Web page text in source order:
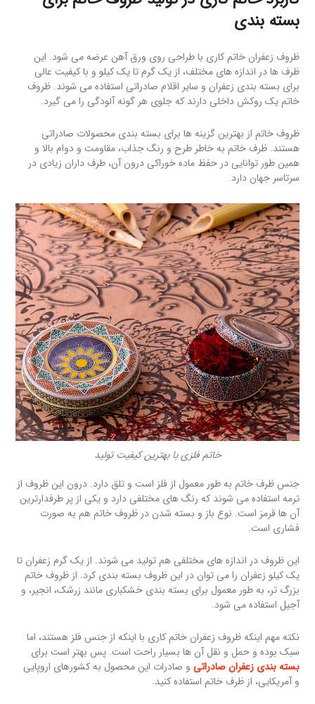
بسته بندی
ظروف زعفران خاتم کاری با طراحی روی ورق آهن عرضه می شود. این
ظرف ها در اندازه های مختلف، از یک گرم تا یک کیلو و با کیفیت عالی
برای بسته بندی زعفران و سایر اقلام صادراتی استفاده می شوند. ظروف
خاتم یک روکش داخلی دارند که جلوی هر گونه آلودگی را می گیرد.
ظروف خاتم از بهترین گزینه ها برای بسته بندی محصولات صادراتی
هستند. ظرف خاتم به خاطر طرح و رنگ جذاب، مقاومت و دوام بالا و
همین طور توانایی در حفظ ماده خوراکی درون آن، طرف داران زیادی در
سرتاسر جهان دارد.
خاتم فلزی با بهترین کیفیت تولید
جنس ظرف خاتم به طور معمول از فلز است و تلق دارد. درون این ظروف از
ترمه استفاده می شوند که رنگ های مختلفی دارد و یکی از پر طرفدارترین
آن ها قرمز است. نوع باز و بسته شدن در ظروف خاتم هم به صورت
فشاری است.
این ظروف در اندازه های مختلفی هم تولید می شوند. از یک گرم زعفران تا
یک کیلو زعفران را می توان در این ظروف بسته بندی کرد. از ظروف خاتم
بزرگ تر، به طور معمول برای بسته بندی خشکباری مانند زرشک، انجیر، و
آجیل استفاده می شود.
نکته مهم اینکه ظروف زعفران خاتم کاری با اینکه از جنس فلز هستند، اما
سبک بوده و حمل و نقل آن ها بسیار راحت است. پس بهتر است برای
بسته بندی زعفران صادراتی و صادرات این محصول به کشورهای اروپایی
و آمریکایی، از ظرف خاتم استفاده کنید.